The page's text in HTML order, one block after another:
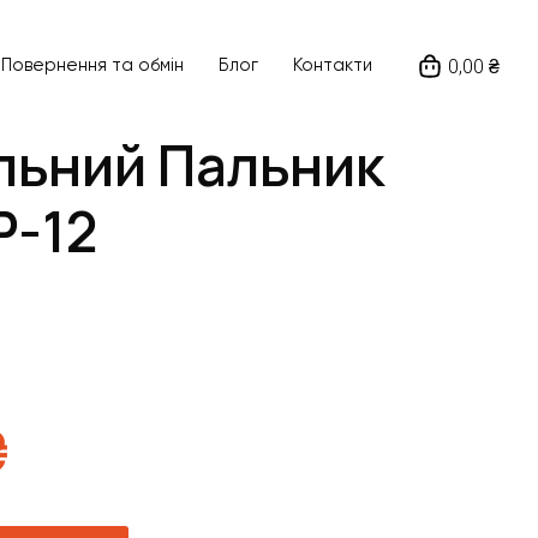
Повернення та обмін Блог Контакти 0,00 ₴
Пальник
12